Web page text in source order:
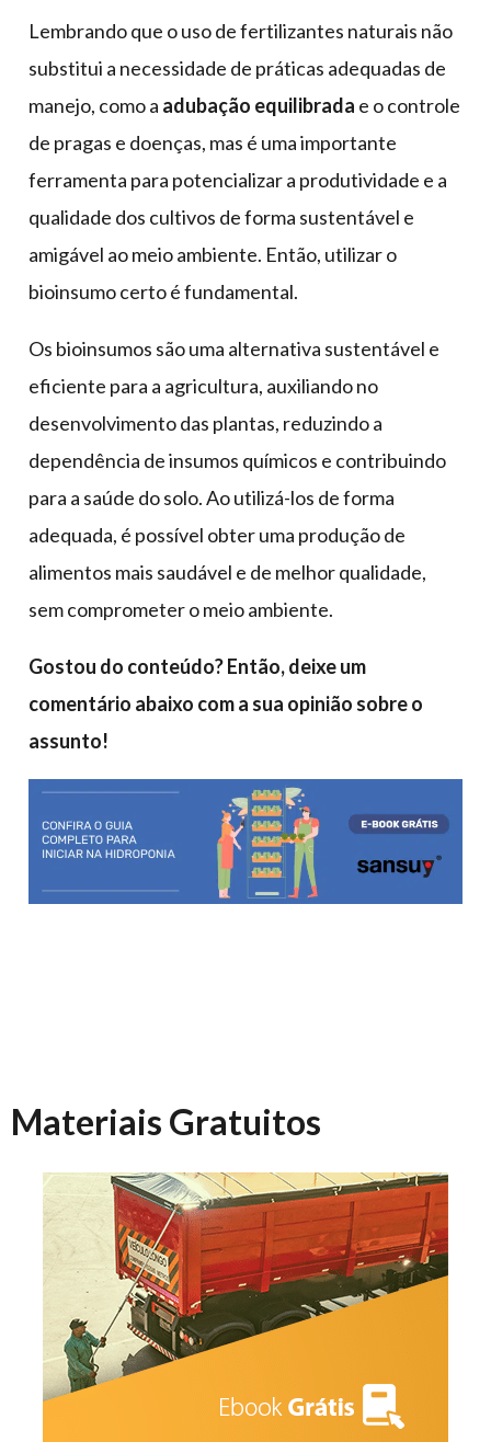
Lembrando que o uso de fertilizantes naturais não
substitui a necessidade de práticas adequadas de
manejo, como a adubação equilibrada e o controle
de pragas e doenças, mas é uma importante
ferramenta para potencializar a produtividade e a
qualidade dos cultivos de forma sustentável e
amigável ao meio ambiente. Então, utilizar o
bioinsumo certo é fundamental.
Os bioinsumos são uma alternativa sustentável e
eficiente para a agricultura, auxiliando no
desenvolvimento das plantas, reduzindo a
dependência de insumos químicos e contribuindo
para a saúde do solo. Ao utilizá-los de forma
adequada, é possível obter uma produção de
alimentos mais saudável e de melhor qualidade,
sem comprometer o meio ambiente.
Gostou do conteúdo? Então, deixe um
comentário abaixo com a sua opinião sobre o
assunto!
Materiais Gratuitos